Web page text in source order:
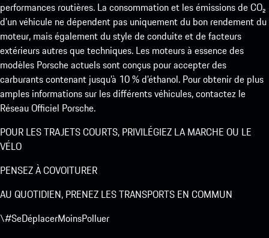
performances routières. La consommation et les émissions de CO₂
d’un véhicule ne dépendent pas uniquement du bon rendement du
moteur, mais également du style de conduite et de facteurs
extérieurs autres que techniques. Les moteurs à essence des
modèles Porsche actuels sont conçus pour accepter des
carburants contenant jusqu’à 10 % d’éthanol. Pour obtenir de plus
amples informations sur les différents véhicules, contactez le
Réseau Officiel Porsche.
POUR LES TRAJETS COURTS, PRIVILÉGIEZ LA MARCHE OU LE
VÉLO
PENSEZ À COVOITURER
AU QUOTIDIEN, PRENEZ LES TRANSPORTS EN COMMUN
\#SeDéplacerMoinsPolluer